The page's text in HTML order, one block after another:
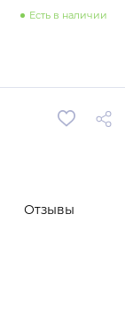
Отзывы
Есть в наличии